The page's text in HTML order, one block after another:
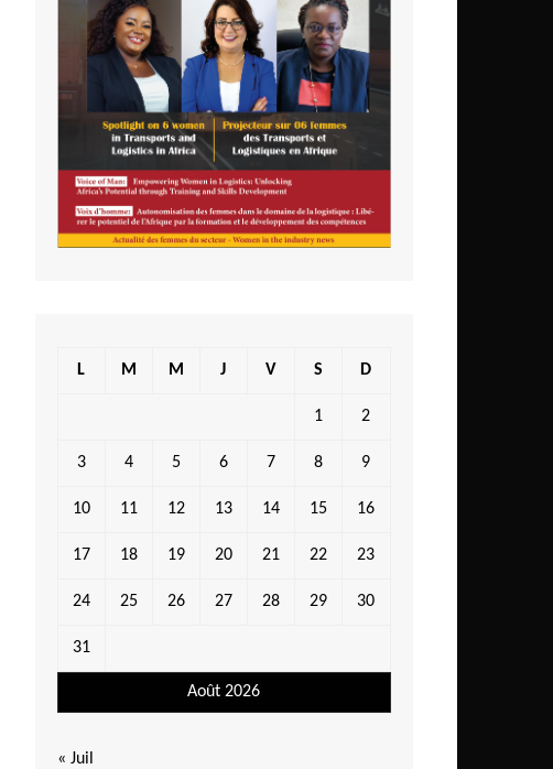
Août 2026
L M M J V S D
1 2
3 4 5 6 7 8 9
10 11 12 13 14 15 16
17 18 19 20 21 22 23
24 25 26 27 28 29 30
31
« Juil